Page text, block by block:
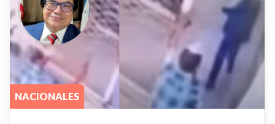
NACIONALES